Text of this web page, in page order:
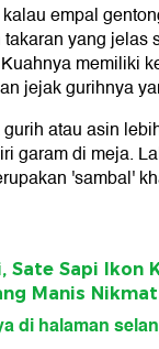
empal
yang jelas
memiliki
jejak gurihnya
atau asin
garam di meja.
'sambal'
Sate Sapi Ikon
Manis Nikmat
di halaman